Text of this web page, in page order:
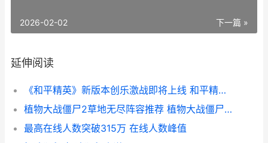
下一篇 »
2026-02-02
延伸阅读
《和平精英》新版本创乐激战即将上线 和平精英新皮肤
植物大战僵尸2草地无尽阵容推荐 植物大战僵尸2老版本
最高在线人数突破315万 在线人数峰值